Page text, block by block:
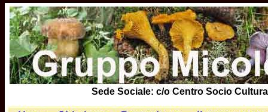
Sede Sociale: c/o Centro Socio